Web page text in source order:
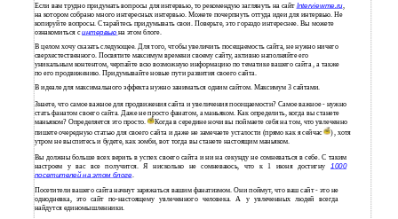
Если вам трудно придумать вопросы для интервью, то рекомендую заглянуть на сайт Interviewme.ru,
на котором собрано много интересных интервью. Можете почерпнуть оттуда идеи для интервью. Не
копируйте вопросы. Старайтесь придумывать свои. Поверьте, это гораздо интереснее. Вы можете
ознакомиться синтервью на этом блоге.
В целом хочу сказать следующее. Для того, чтобы увеличить посещаемость сайта, не нужно ничего
сверхестественного. Посвятите максимум времени своему сайту, активно наполняйте его
уникальным контентом, черпайте всю возможную информацию по тематике вашего сайта , а также
по его продвижению. Придумывайте новые пути развития своего сайта.
В идеале для максимального эффекта нужно заниматься одним сайтом. Максимум 3 сайтами.
Знаете, что самое важное для продвижения сайта и увеличения посещаемости? Самое важное - нужно
стать фанатом своего сайта. Даже не просто фанатом, а маньяком. Как определить, когда вы станете
маньяком? Определяется это просто.
Когда в середине ночи вы поймаете себя на том, что увлеченно
пишете очередную статью для своего сайта и даже не замечаете усталости (прямо как я сейчас
) , хотя
утром не выспитесь и будете, как зомби, вот тогда вы станете настоящим маньяком.
Вы должны больше всех верить в успех своего сайта и ни на секунду не сомневаться в себе. С таким
настроем у вас все получится. Я нисколько не сомневаюсь, что к 1 июня достигну 1000
посетителей на этом блоге.
Посетители вашего сайта начнут заряжаться вашим фанатизмом. Они поймут, что ваш сайт - это не
однодневка, это сайт по-настоящему увлеченного человека. А у увлеченных людей всегда
найдутся единомышленники.